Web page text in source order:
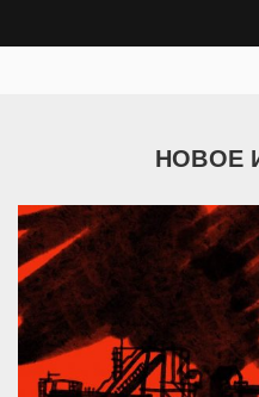
НОВОЕ